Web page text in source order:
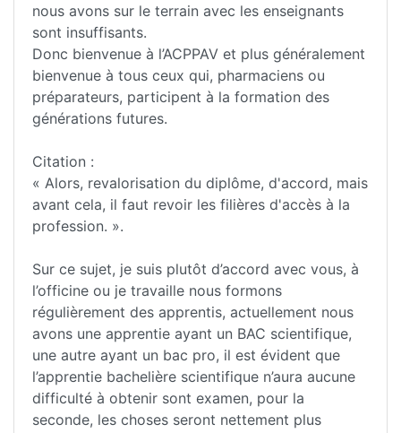
nous avons sur le terrain avec les enseignants
sont insuffisants.
Donc bienvenue à l’ACPPAV et plus généralement
bienvenue à tous ceux qui, pharmaciens ou
préparateurs, participent à la formation des
générations futures.
Citation :
« Alors, revalorisation du diplôme, d'accord, mais
avant cela, il faut revoir les filières d'accès à la
profession. ».
Sur ce sujet, je suis plutôt d’accord avec vous, à
l’officine ou je travaille nous formons
régulièrement des apprentis, actuellement nous
avons une apprentie ayant un BAC scientifique,
une autre ayant un bac pro, il est évident que
l’apprentie bachelière scientifique n’aura aucune
difficulté à obtenir sont examen, pour la
seconde, les choses seront nettement plus